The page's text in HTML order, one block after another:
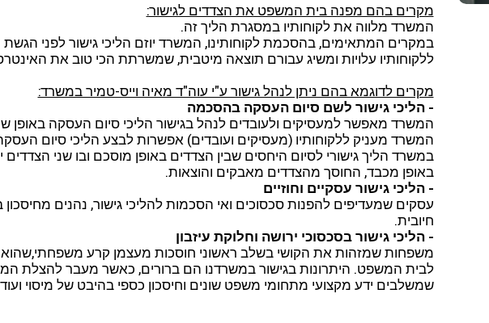
מקרים בהם מפנה בית המשפט את הצדדים לגישור:
המשרד מלווה את לקוחותיו במסגרת הליך זה.
במקרים המתאימים, בהסכמת לקוחותינו, המשרד יוזם הליכי גישור לפני
ללקוחותיו עלויות ומשיג עבורם תוצאה מיטבית, שמשרתת הכי טוב את
מקרים לדוגמא בהם ניתן לנהל גישור ע"י עוה"ד מאיה וייס-טמיר במשרד:
- הליכי גישור לשם סיום העסקה בהסכמה
המשרד מאפשר למעסיקים ולעובדים לנהל בגישור הליכי סיום העסקה
המשרד מעניק ללקוחותיו (מעסיקים ועובדים) אפשרות לבצע הליכי סיום
במשרד הליך גישורי לסיום היחסים שבין הצדדים באופן מוסכם ובו שני
באופן מכבד, החוסך מהצדדים מאבקים והוצאות.
- הליכי גישור עסקיים וחוזיים
עסקים שמעדיפים להפנות סכסוכים ואי הסכמות להליכי גישור, נהנים
חיובית.
- הליכי גישור בסכסוכי ירושה וחלוקת עיזבון
משפחות שמזהות את הקושי בשלב ראשוני חוסכות מעצמן קרע משפחתי,שהוא
לבית המשפט. היתרונות בגישור במשרדנו הם ברורים, כאשר מעבר להצלת
שמשלבים ידע מקצועי מתחומי משפט שונים וחיסכון כספי בהיבט של מיסוי